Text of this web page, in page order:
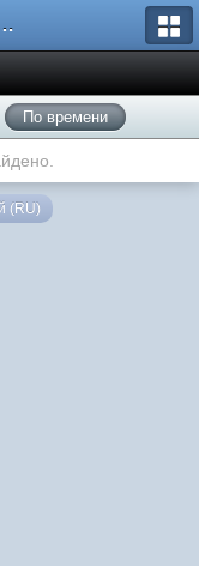
Форум
По времени
(RU)